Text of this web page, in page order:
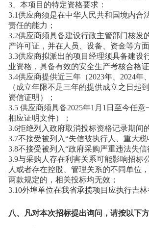
3、本项目的特定资格要求：
3.1供应商须是在中华人民共和国境内合
责任的能力；
3.2供应商须具备建设行政主管部门核发
产许可证，并在人员、设备、资金等方
3.3供应商拟派出的项目经理须具备建设
业资格，具备有效的安全生产考核合格
3.4供应商提供近三年（2023年、2024
（成立年限不足三年的提供成立之日起
资信证明）；
3.5 供应商须具备2025年1月1日至今任
相应证明文件）；
3.6拒绝列入政府取消投标资格记录期间
3.7不接受被列入“失信被执行人、重大
3.8不接受被列入“政府采购严重违法失
3.9与采购人存在利害关系可能影响招标
人或者存在控股、管理关系的不同单位
两款规定的，相关投标均无效；
3.10外埠单位在我省承揽项目应执行吉
八、凡对本次招标提出询问，请按以下